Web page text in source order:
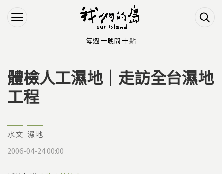
Jump to Navigation
Jump to Main content
您在這裡
體檢人工濕地｜走訪全台濕地
工程
水文 濕地
2006-04-24 00:00
每週一晚間十點